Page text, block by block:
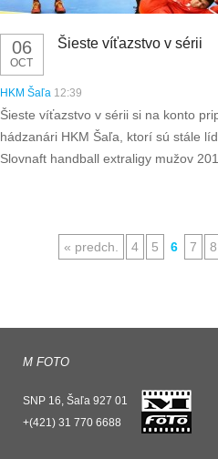
06
OCT
Šieste víťazstvo v sérii
HKM Šaľa 12:39
Šieste víťazstvo v sérii si na konto
hádzanári HKM Šaľa, ktorí sú stále
Slovnaft handball extraligy mužov
« predch. 4 5 6 7 8
M FOTO
SNP 16, Šaľa 927 01
+(421) 31 770 6688